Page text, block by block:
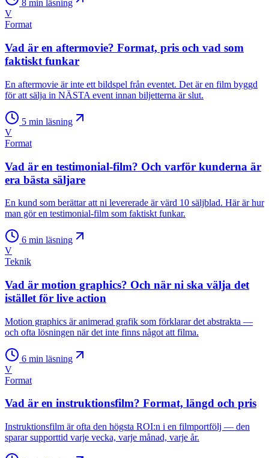
8 min läsning
V
Format
Vad är en aftermovie? Format, pris och vad som
faktiskt funkar
En aftermovie är inte ett bildspel från eventet. Det är en film byggd
för att sälja in NÄSTA event innan biljetterna är slut.
5 min läsning
V
Format
Vad är en testimonial-film? Och varför kunderna är
era bästa säljare
En kund som berättar att ni levererade är värd 10 säljblad. Här är hur
man gör en testimonial-film som faktiskt funkar.
6 min läsning
V
Teknik
Vad är motion graphics? Och när ni ska välja det
istället för live action
Motion graphics är animerad grafik som förklarar det abstrakta —
och ofta lösningen när det inte finns något att filma.
6 min läsning
V
Format
Vad är en instruktionsfilm? Format, längd och pris
Instruktionsfilm är ofta den högsta ROI:n i en filmportfölj — den
sparar supporttid varje vecka, varje månad, varje år.